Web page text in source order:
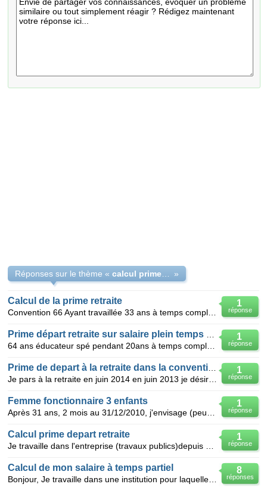
Réponses sur le thème « »
1
réponse
Calcul de la prime retraite
1
réponse
1
réponse
1
réponse
Femme fonctionnaire 3 enfants
1
réponse
Calcul prime depart retraite
8
réponses
Calcul de mon salaire à temps partiel